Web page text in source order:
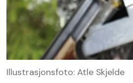
Illustrasjonsfoto: Atle Skjelde